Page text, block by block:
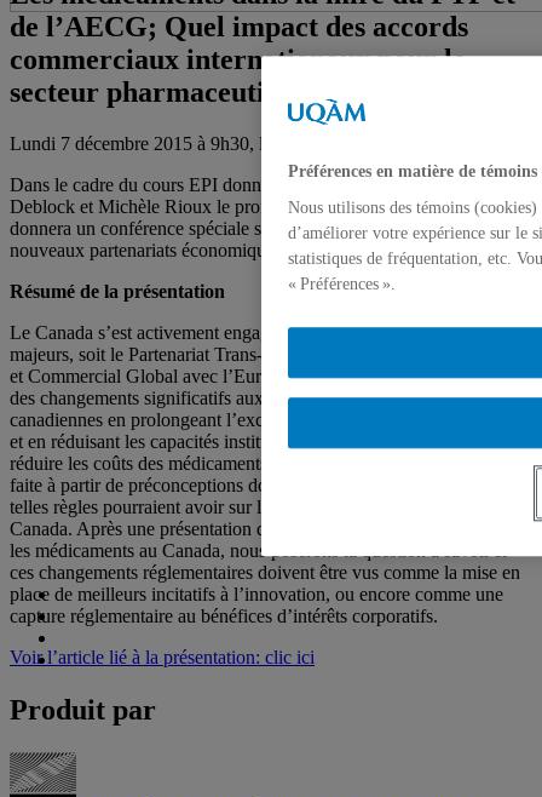
de l’AECG; Quel impact des accords
commerciaux internationaux pour le
secteur pharmaceutique canadien?
Lundi 7 décembre 2015 à 9h30, local A-1715, UQAM
Dans le cadre du cours EPI donné par les professeurs Christian
Deblock et Michèle Rioux le professeur de l’université Carlenton
donnera un conférence spéciale sur l’industrie pharmaceutique et les
nouveaux partenariats économiques. Tous et toutes sont invitées.
Résumé de la présentation
Le Canada s’est activement engagé dans deux accords commerciaux
majeurs, soit le Partenariat Trans-Pacifique et l’Accord Économique
et Commercial Global avec l’Europe. Ces deux accords apporteront
des changements significatifs aux politiques pharmaceutiques
canadiennes en prolongeant l’exclusivité des médicaments brevetés
et en réduisant les capacités institutionnelles canadiennes pour
réduire les coûts des médicaments. La négociation de ces règles a été
faite à partir de préconceptions douteuses quant à l’impact que de
telles règles pourraient avoir sur l’innovation pharmaceutique au
Canada. Après une présentation des impacts de ces deux accords sur
les médicaments au Canada, nous poserons la question à savoir si
ces changements réglementaires doivent être vus comme la mise en
place de meilleurs incitatifs à l’innovation, ou encore comme une
capture réglementaire au bénéfices d’intérêts corporatifs.
Voir l’article lié à la présentation: clic ici
Produit par
Préférences en matière de témoins
Nous utilisons des témoins
d’améliorer votre expérience sur le
statistiques de fréquentation, etc.
« Préférences ».